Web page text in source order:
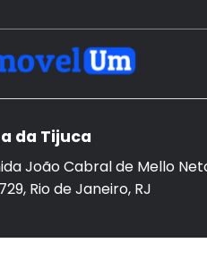
da Tijuca
João Cabral de Mello
Rio de Janeiro, RJ